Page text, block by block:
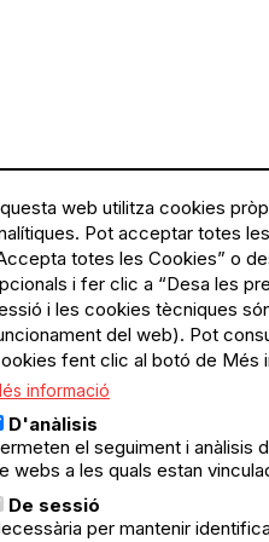
Menú
Legal
Política
Avís legal
Política
web utilitza cookies
Pot acceptar totes
totes les Cookies” o
i fer clic a “Desa les
i les cookies tècniques
del web). Pot
fent clic al botó de Més
informació
D'anàlisis
el seguiment i anàlisis
webs a les quals estan
De sessió
per mantenir